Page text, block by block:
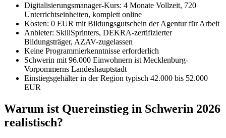
Digitalisierungsmanager-Kurs: 4 Monate Vollzeit, 720
Unterrichtseinheiten, komplett online
Kosten: 0 EUR mit Bildungsgutschein der Agentur für Arbeit
Anbieter: SkillSprinters, DEKRA-zertifizierter
Bildungsträger, AZAV-zugelassen
Keine Programmierkenntnisse erforderlich
Schwerin mit 96.000 Einwohnern ist Mecklenburg-
Vorpommerns Landeshauptstadt
Einstiegsgehälter in der Region typisch 42.000 bis 52.000
EUR
Warum ist Quereinstieg in Schwerin 2026
realistisch?